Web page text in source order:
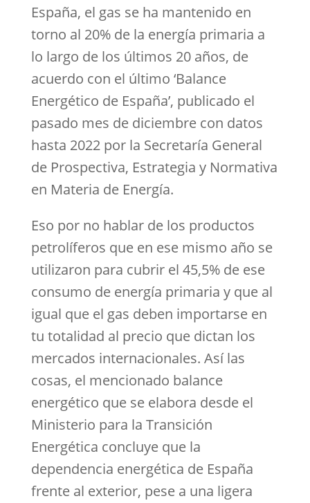
España, el gas se ha mantenido en
torno al 20% de la energía primaria a
lo largo de los últimos 20 años, de
acuerdo con el último ‘Balance
Energético de España’, publicado el
pasado mes de diciembre con datos
hasta 2022 por la Secretaría General
de Prospectiva, Estrategia y Normativa
en Materia de Energía.
Eso por no hablar de los productos
petrolíferos que en ese mismo año se
utilizaron para cubrir el 45,5% de ese
consumo de energía primaria y que al
igual que el gas deben importarse en
tu totalidad al precio que dictan los
mercados internacionales. Así las
cosas, el mencionado balance
energético que se elabora desde el
Ministerio para la Transición
Energética concluye que la
dependencia energética de España
frente al exterior, pese a una ligera